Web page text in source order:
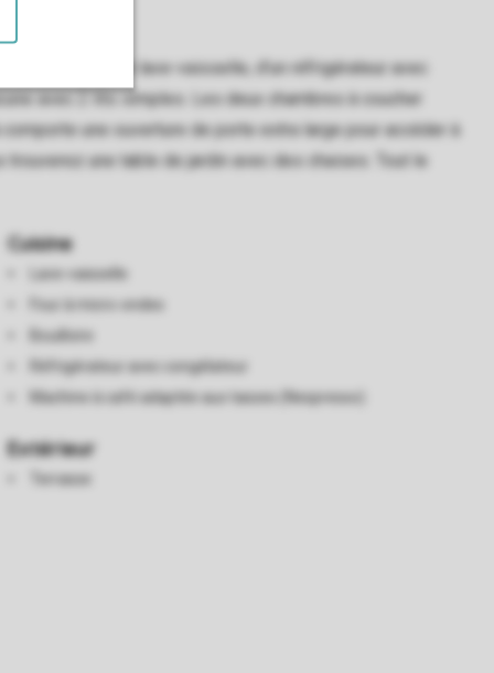
équipée d'un lave-vaisselle, d'un réfrigérateur avec
avec 2 lits simples. Les deux chambres à coucher
une ouverture de porte extra large pour accéder à
une table de jardin avec des chaises. Tout le
Cuisine
Lave-vaisselle
Four à micro-ondes
Bouilloire
Réfrigérateur avec congélateur
Machine à café adaptée aux tasses (Nespresso)
Extérieur
Terrasse